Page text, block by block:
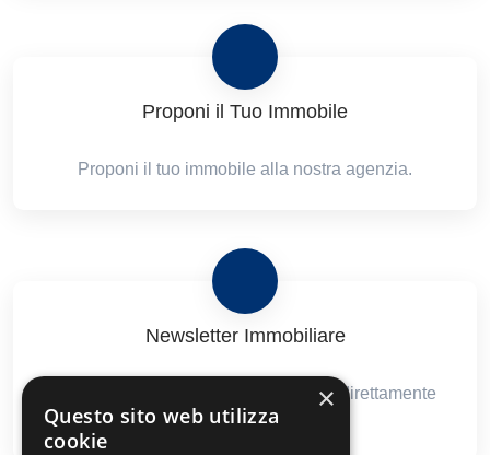
Proponi il Tuo Immobile
Proponi il tuo immobile alla nostra agenzia.
Newsletter Immobiliare
Ricevi le nostre proposte immobiliari direttamente
nella tua email!
×
Questo sito web utilizza
cookie